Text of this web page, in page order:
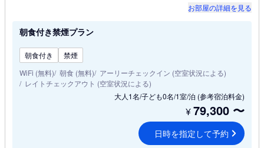
お部屋の詳細を見る
朝食付き禁煙プラン
朝食付き
禁煙
WiFi (無料) 朝食 (無料)
アーリーチェックイン (空室状況による)
レイトチェックアウト (空室状況による)
大人1名/子ども0名/1室/泊 (参考宿泊料金)
¥79,300 〜
日時を指定して予約